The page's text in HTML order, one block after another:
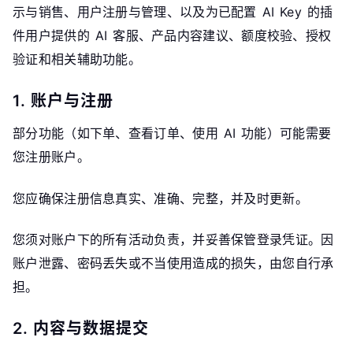
示与销售、用户注册与管理、以及为已配置 AI Key 的插
件用户提供的 AI 客服、产品内容建议、额度校验、授权
验证和相关辅助功能。
1. 账户与注册
部分功能（如下单、查看订单、使用 AI 功能）可能需要
您注册账户。
您应确保注册信息真实、准确、完整，并及时更新。
您须对账户下的所有活动负责，并妥善保管登录凭证。因
账户泄露、密码丢失或不当使用造成的损失，由您自行承
担。
2. 内容与数据提交